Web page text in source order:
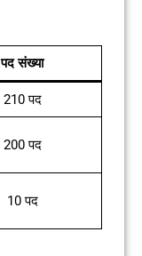
पद संख्या
210 पद
200 पद
10 पद